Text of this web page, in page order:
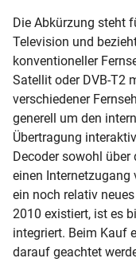
Die Abkürzung steht
Television und
konventioneller
Satellit oder DVB-T2
verschiedener
generell um den
Übertragung
Decoder sowohl
einen Internetzugang
ein noch relativ
2010 existiert, ist es
integriert. Beim Kauf
darauf geachtet